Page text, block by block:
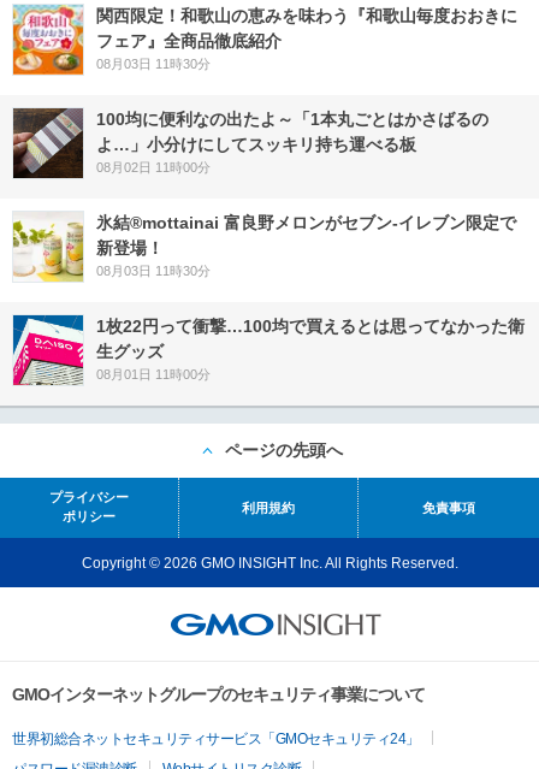
関西限定！和歌山の恵みを味わう『和歌山毎度おおきに
フェア』全商品徹底紹介
08月03日 11時30分
100均に便利なの出たよ～「1本丸ごとはかさばるの
よ…」小分けにしてスッキリ持ち運べる板
08月02日 11時00分
氷結®mottainai 富良野メロンがセブン‐イレブン限定で
新登場！
08月03日 11時30分
1枚22円って衝撃…100均で買えるとは思ってなかった衛
生グッズ
08月01日 11時00分
ページの先頭へ
プライバシー
ポリシー
利用規約 免責事項
Copyright © 2026 GMO INSIGHT Inc. All Rights Reserved.
GMOインターネットグループのセキュリティ事業について
世界初総合ネットセキュリティサービス「GMOセキュリティ24」